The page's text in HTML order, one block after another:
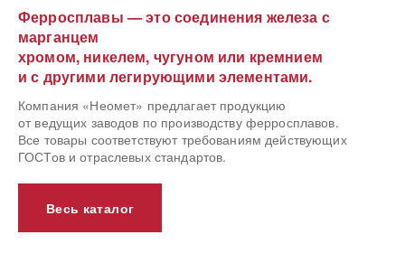
Ферросплавы — это соединения железа с
марганцем
хромом, никелем, чугуном или кремнием
и с другими легирующими элементами.
Компания «Неомет» предлагает продукцию
от ведущих заводов по производству ферросплавов.
Все товары соответствуют требованиям действующих
ГОСТов и отраслевых стандартов.
Весь каталог